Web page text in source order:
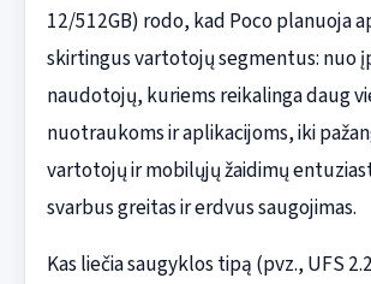
12/512GB) rodo, kad Poco planuoja
skirtingus vartotojų segmentus: nuo
naudotojų, kuriems reikalinga daug
nuotraukoms ir aplikacijoms, iki
vartotojų ir mobilųjų žaidimų
svarbus greitas ir erdvus saugojimas.
Kas liečia saugyklos tipą (pvz., UFS